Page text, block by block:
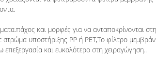
και μορφές για να ανταποκρίνονται
υποστήριξης PP ή PET,Το φίλτρο
επεξεργασία και ευκολότερο στη χειραγώγηση..